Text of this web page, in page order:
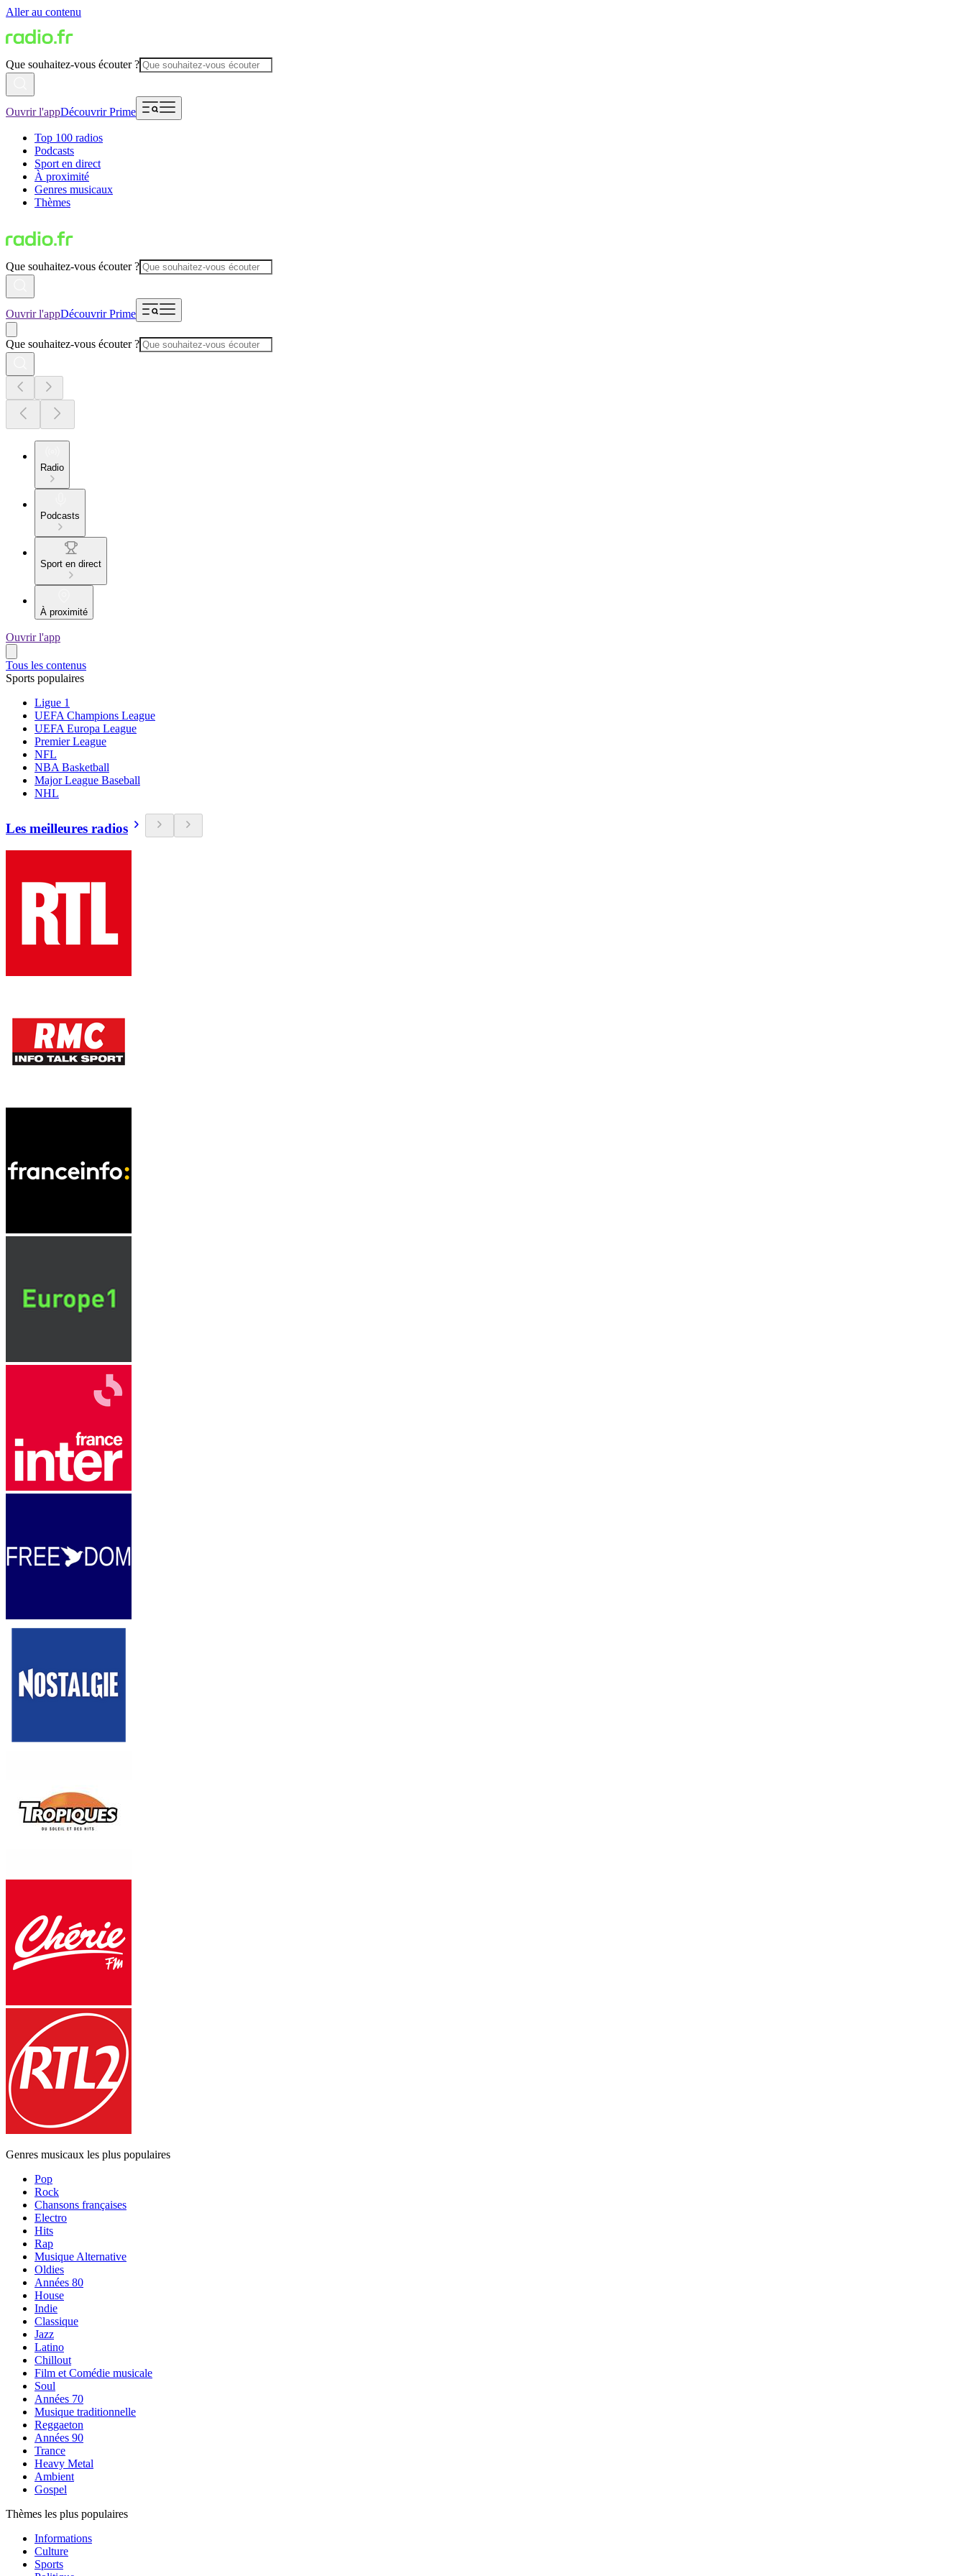
Aller au contenu
Que souhaitez-vous écouter ?
Ouvrir l'appDécouvrir Prime
Top 100 radios
Podcasts
Sport en direct
À proximité
Genres musicaux
Thèmes
Que souhaitez-vous écouter ?
Ouvrir l'appDécouvrir Prime
Que souhaitez-vous écouter ?
Radio
Podcasts
Sport en direct
À proximité
Ouvrir l'app
Tous les contenus
Sports populaires
Ligue 1
UEFA Champions League
UEFA Europa League
Premier League
NFL
NBA Basketball
Major League Baseball
NHL
Les meilleures radios
Genres musicaux les plus populaires
Pop
Rock
Chansons françaises
Electro
Hits
Rap
Musique Alternative
Oldies
Années 80
House
Indie
Classique
Jazz
Latino
Chillout
Film et Comédie musicale
Soul
Années 70
Musique traditionnelle
Reggaeton
Années 90
Trance
Heavy Metal
Ambient
Gospel
Thèmes les plus populaires
Informations
Culture
Sports